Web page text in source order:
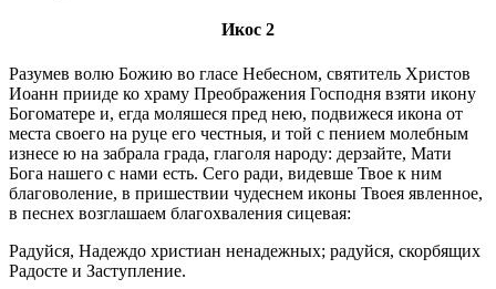
Икос 2
Разумев волю Божию во гласе Небесном, святитель Христов
Иоанн прииде ко храму Преображения Господня взяти икону
Богоматере и, егда моляшеся пред нею, подвижеся икона от
места своего на руце его честныя, и той с пением молебным
изнесе ю на забрала града, глаголя народу: дерзайте, Мати
Бога нашего с нами есть. Сего ради, видевше Твое к ним
благоволение, в пришествии чудеснем иконы Твоея явленное,
в песнех возглашаем благохваления сицевая:
Радуйся, Надеждо христиан ненадежных; радуйся, скорбящих
Радосте и Заступление.